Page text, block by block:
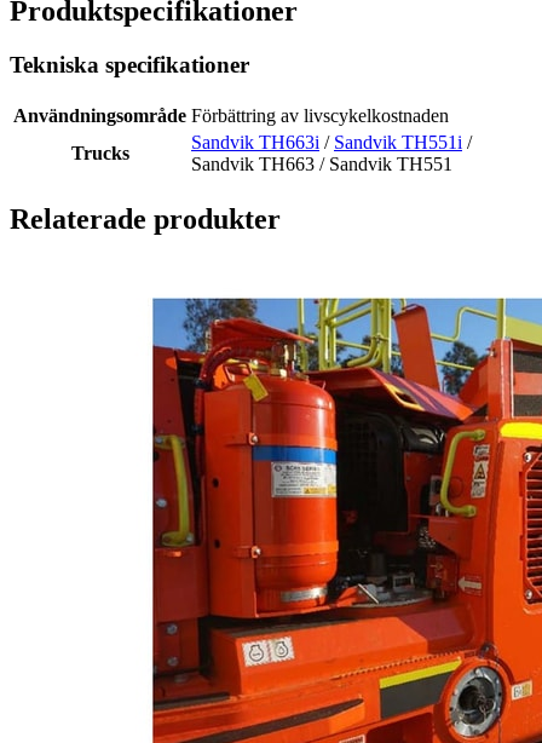
Produktspecifikationer
Tekniska specifikationer
Användningsområde Förbättring av livscykelkostnaden
Trucks
Sandvik TH663i / Sandvik TH551i /
Sandvik TH663 / Sandvik TH551
Relaterade produkter